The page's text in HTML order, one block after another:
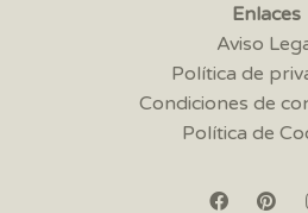
Enlaces
Aviso
Política de
Condiciones de
Política de